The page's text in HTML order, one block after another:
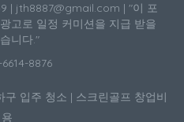
| jth8887@gmail.com | "이 포
고로 일정 커미션을 지급 받을
니다."
8876
구 입주 청소 | 스크린골프 창업비
용